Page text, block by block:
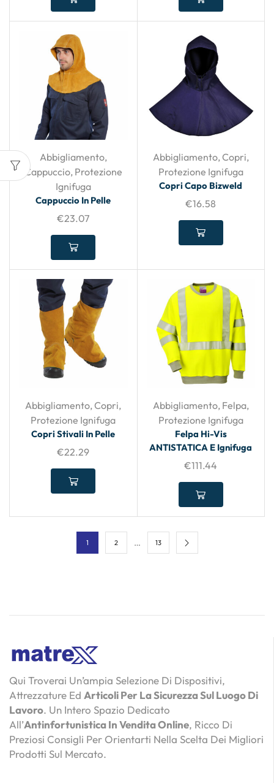
Abbigliamento,
Cappuccio, Protezione
Ignifuga
Cappuccio In Pelle
€23.07
Abbigliamento, Copri,
Protezione Ignifuga
Copri Capo Bizweld
€16.58
Abbigliamento,Copri,
Protezione Ignifuga
Copri Stivali In Pelle
€22.29
Abbigliamento, Felpa,
Protezione Ignifuga
Felpa Hi-Vis
ANTISTATICA E Ignifuga
€111.44
1 2 … 13
Qui Troverai Un’ampia Selezione Di Dispositivi,
Attrezzature Ed Articoli Per La Sicurezza Sul Luogo Di
Lavoro. Un Intero Spazio Dedicato
All’Antinfortunistica In Vendita Online, Ricco Di
Preziosi Consigli Per Orientarti Nella Scelta Dei Migliori
Prodotti Sul Mercato.